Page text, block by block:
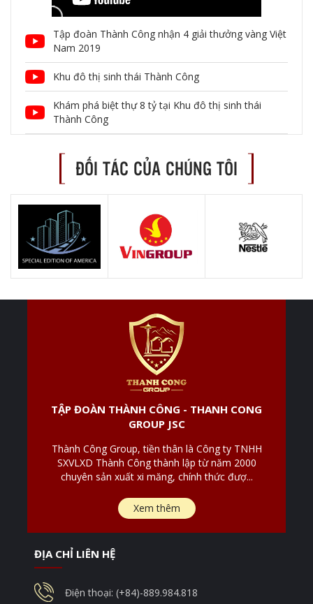
Tập đoàn Thành Công nhận 4 giải thưởng vàng Việt
Nam 2019
Khu đô thị sinh thái Thành Công
Khám phá biệt thự 8 tỷ tại Khu đô thị sinh thái
Thành Công
ĐỐI TÁC CỦA CHÚNG TÔI
TẬP ĐOÀN THÀNH CÔNG - THANH CONG
GROUP JSC
Thành Công Group, tiền thân là Công ty TNHH
SXVLXD Thành Công thành lập từ năm 2000
chuyên sản xuất xi măng, chính thức đượ...
Xem thêm
ĐỊA CHỈ LIÊN HỆ
Điện thoại: (+84)-889.984.818